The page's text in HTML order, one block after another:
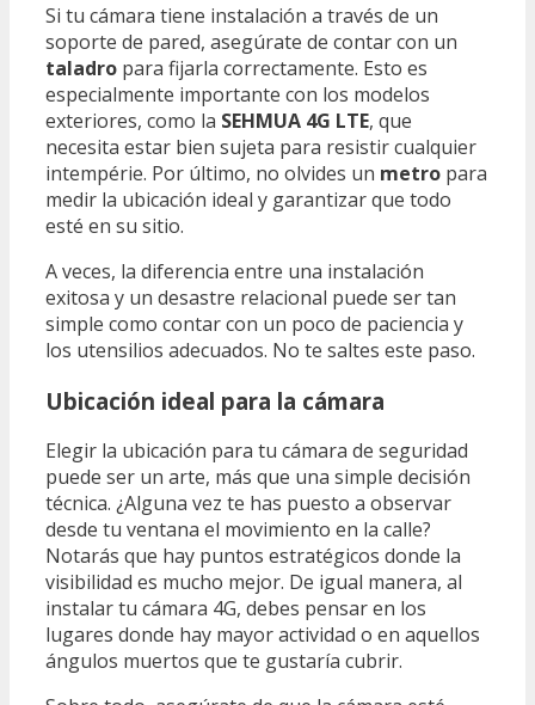
Si tu cámara tiene instalación a través de un
soporte de pared, asegúrate de contar con un
taladro para fijarla correctamente. Esto es
especialmente importante con los modelos
exteriores, como la SEHMUA 4G LTE, que
necesita estar bien sujeta para resistir cualquier
intempérie. Por último, no olvides un metro para
medir la ubicación ideal y garantizar que todo
esté en su sitio.
A veces, la diferencia entre una instalación
exitosa y un desastre relacional puede ser tan
simple como contar con un poco de paciencia y
los utensilios adecuados. No te saltes este paso.
Ubicación ideal para la cámara
Elegir la ubicación para tu cámara de seguridad
puede ser un arte, más que una simple decisión
técnica. ¿Alguna vez te has puesto a observar
desde tu ventana el movimiento en la calle?
Notarás que hay puntos estratégicos donde la
visibilidad es mucho mejor. De igual manera, al
instalar tu cámara 4G, debes pensar en los
lugares donde hay mayor actividad o en aquellos
ángulos muertos que te gustaría cubrir.